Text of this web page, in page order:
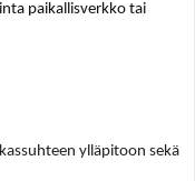
paikallisverkko tai
ylläpitoon sekä